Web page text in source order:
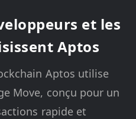
et les
Aptos
Aptos utilise
Move, conçu pour un
rapide et